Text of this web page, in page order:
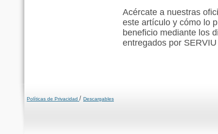
Acércate a nuestras
este artículo y cómo lo
beneficio mediante los
entregados por
Políticas de Privacidad / Descargables